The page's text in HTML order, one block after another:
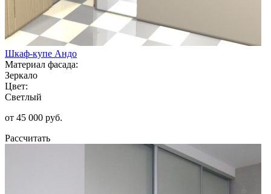
Шкаф-купе Андо
Материал фасада:
Зеркало
Цвет:
Светлый
от 45 000 руб.
Рассчитать